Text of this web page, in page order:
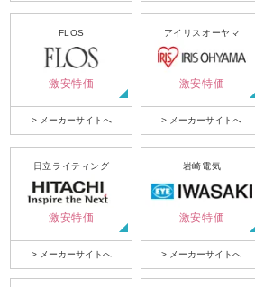
FLOS
激安特価
> メーカーサイトへ
アイリスオーヤマ
激安特価
> メーカーサイトへ
日立ライティング
激安特価
> メーカーサイトへ
岩崎電気
激安特価
> メーカーサイトへ